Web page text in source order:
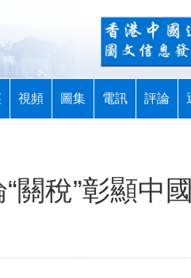
視頻 圖集 電訊 評論
關稅”彰顯中